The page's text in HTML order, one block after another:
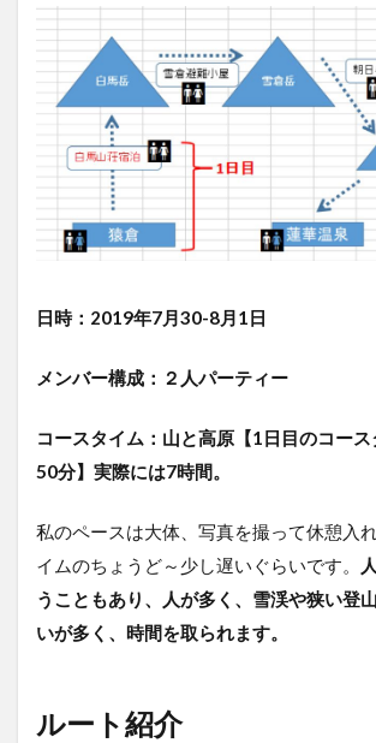
2
ル
ト
紹
3
交通
での
【東
京起
回
の
機
材
5
山
行
5.1
日時：2019年7月30-8月1日
メンバー構成：２人パーティー
コースタイム：山と高原【1日目のコース
50分】実際には7時間。
私のペースは大体、写真を撮って休憩入
イムのちょうど～少し遅いぐらいです。
うこともあり、人が多く、雪渓や狭い登
いが多く、時間を取られます。
ルート紹介